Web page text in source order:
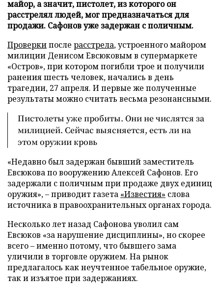
майор, а значит, пистолет, из которого он
расстрелял людей, мог предназначаться для
продажи. Сафонов уже задержан с поличным.
Проверкипосле расстрела, устроенного майором
милиции Денисом Евсюковым в супермаркете
«Остров», при котором погибли трое и получили
ранения шесть человек, начались в день
трагедии, 27 апреля. И первые же полученные
результаты можно считать весьма резонансными.
Пистолеты уже пробиты. Они не числятся за
милицией. Сейчас выясняется, есть ли на
этом оружии кровь
«Недавно был задержан бывший заместитель
Евсюкова по вооружению Алексей Сафонов. Его
задержали с поличным при продаже двух единиц
оружия», – приводит газета «Известия» слова
источника в правоохранительных органах города.
Несколько лет назад Сафонова уволил сам
Евсюков «за нарушение дисциплины», но скорее
всего – именно потому, что бывшего зама
уличили в торговле оружием. На рынок
предлагалось как неучтенное табельное оружие,
так и изъятое при задержаниях.